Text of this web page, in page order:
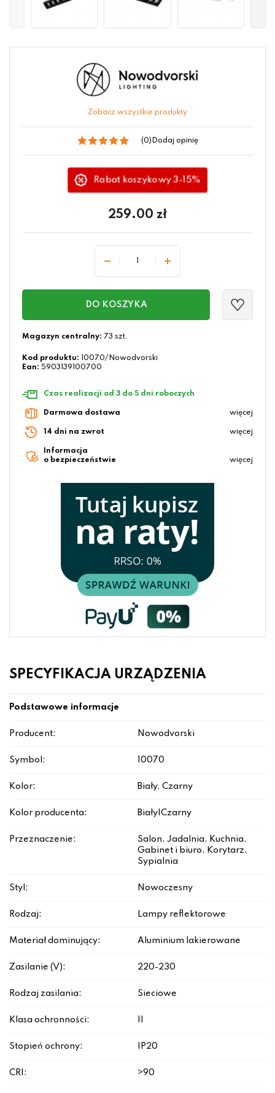
Zobacz wszystkie produkty
(0) Dodaj opinię
Rabat koszykowy 3-15%
259.00 zł
DO KOSZYKA
Magazyn centralny: 73 szt.
Kod produktu:
10070/Nowodvorski
Ean: 5903139100700
Czas realizacji od 3 do 5 dni roboczych
Darmowa dostawa więcej
14 dni na zwrot więcej
Informacja
o bezpieczeństwie
więcej
SPECYFIKACJA URZĄDZENIA
Podstawowe informacje
Producent: Nowodvorski
Symbol: 10070
Kolor: Biały, Czarny
Kolor producenta: Biały|Czarny
Przeznaczenie:
Salon, Jadalnia, Kuchnia,
Gabinet i biuro, Korytarz,
Sypialnia
Styl: Nowoczesny
Rodzaj: Lampy reflektorowe
Materiał dominujący: Aluminium lakierowane
Zasilanie (V): 220-230
Rodzaj zasilania: Sieciowe
Klasa ochronności:
Stopień ochrony: IP20
CRI: >90